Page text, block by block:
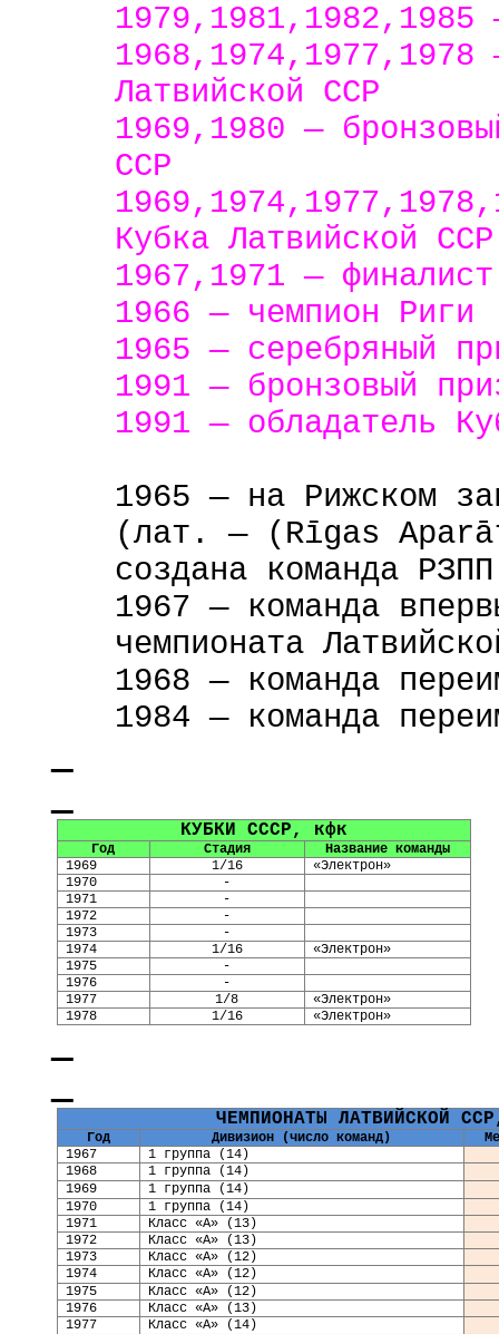
1968,1974,1977,1978
Латвийской ССР
1969,1980 —
ССР
Кубка Латвийской ССР
1967,1971 —
1966 — чемпион Риги
1965 — серебряный
1991 — бронзовый
1991 — обладатель
1965 — на Рижском
(лат. — (Rīgas
создана команда
1967 — команда
чемпионата
1968 — команда
1984 — команда
КУБКИ СССР, кфк
Год Стадия
Название команды
1969
1/16
«Электрон»
1970
-
1971
-
1972
-
1973
-
1974
1/16
«Электрон»
1975
-
1976
-
1977
1/8
«Электрон»
1978
1/16 «Электрон»
ЧЕМПИОНАТЫ ЛАТВИЙСКОЙ
Год Дивизион (число команд)
1967
1 группа (14)
1968
1 группа (14)
1969
1 группа (14)
1970
1 группа (14)
1971
Класс «А» (13)
1972
Класс «А» (13)
1973
Класс «А» (12)
1974
Класс «А» (12)
1975
Класс «А» (12)
1976
Класс «А» (13)
1977
Класс «А» (14)